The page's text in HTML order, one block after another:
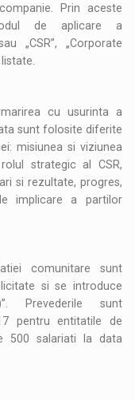
Prin aceste
de aplicare a
„CSR”, „Corporate
cu usurinta a
sunt folosite diferite
misiunea si viziunea
strategic al CSR,
si rezultate, progres,
implicare a partilor
comunitare sunt
si se introduce
Prevederile sunt
pentru entitatile de
500 salariati la data